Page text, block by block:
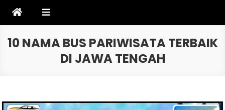
10 NAMA BUS PARIWISATA TERBAIK
DI JAWA TENGAH